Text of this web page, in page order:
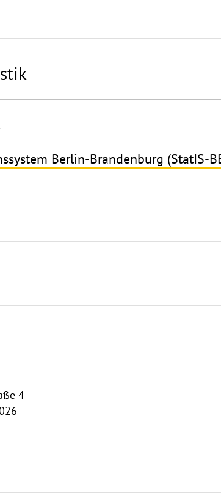
Berlin-Brandenburg (StatIS-
4